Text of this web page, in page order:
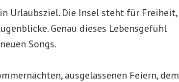
Urlaubsziel. Die Insel steht für Freiheit,
Genau dieses Lebensgefühl
Songs.
ausgelassenen Feiern, dem